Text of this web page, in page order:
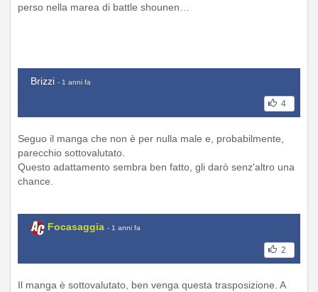
perso nella marea di battle shounen…
Brizzi - 1 anni fa
4
Seguo il manga che non è per nulla male e, probabilmente,
parecchio sottovalutato.
Questo adattamento sembra ben fatto, gli darò senz'altro una
chance.
Focasaggia - 1 anni fa
2
Il manga è sottovalutato, ben venga questa trasposizione. A